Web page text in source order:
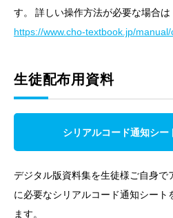
す。 詳しい操作方法が必要な場合は
https://www.cho-textbook.jp/
生徒配布用資料
シリアルコード通知シー
デジタル版資料集を生徒様ご自身で
に必要なシリアルコード通知シー
ます。